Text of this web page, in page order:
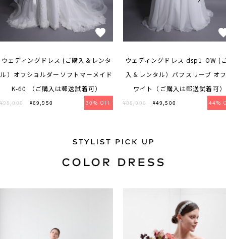
ウェディングドレス (ご購入＆レンタ
ル）オフショルダーソフトマーメイド
K-60 （ご購入は郵送試着可）
¥98,000 ¥69,950 30% OFF
ウェディングドレス dsp1-OW (
入＆レンタル）パフスリーブ オ
ワイト（ご購入は郵送試着可）
¥88,000 ¥49,500 44%